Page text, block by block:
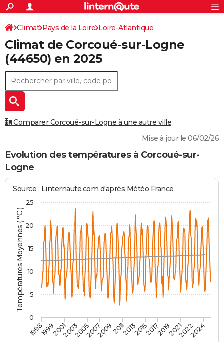
ACTUALITÉS
Politique
Société
Faits Divers
Education
Monde
Villes
+
SPORT
Coupe du monde 2026
Football
Tennis
Cyclisme
Rugby
Forum
Programme TV
TNT
Streaming
Cinéma
Sorties cinéma
Musique
+
FINANCE
Retraite
Impôts
Epargne
Immobilier
Risques naturels par ville
Banque
Assurance
Crédit
AUTO
Essais
Réserver un essai
Citadines
Berlines
SUV
Forum auto
+
HIGH-TECH
Forum
Aménagement intérieur
Extérieur
Cuisine
Salle de bains
Jardinage
Rangement
+WEEK-END
Guides de France
Escapades
Patrimoine
Expositions
Musées
Week-end nature
+
Art de vivre
Bien-être
Loisirs
Mode
Modes de vie
Alimentation
Guide de la santé
Maladies
Médicaments
Sommeil
VOYAGE
Destinations
City break
Voyage nature
Voyage de noces
Forum
Climat
PHOTO
GUIDES D'ACHAT
BONS PLANS
CARTE DE VOEUX
Carte de Noël
Carte Bonne année
Carte Saint-Valentin
Carte Pâques
Carte d'anniversaire
DICTIONNAIRE
Dictionnaire
Biographies
Citations
Expressions
Proverbes
PROGRAMME TV
S'inscrire
Connexion
Climat Pays de la Loire Loire-Atlantique
Corcoué-sur-Logne
Climat de Corcoué-sur-Logne
(44650) en 2025
Comparer Corcoué-sur-Logne à une autre ville
Mise à jour le 06/02/26
Evolution des températures à Corcoué-sur-
Logne
Températures Moyennes ( °C )
Source : Linternaute.com d'après Météo France
199819992001200320052007200920112013201520172019202120222024
0
5
10
15
20
25